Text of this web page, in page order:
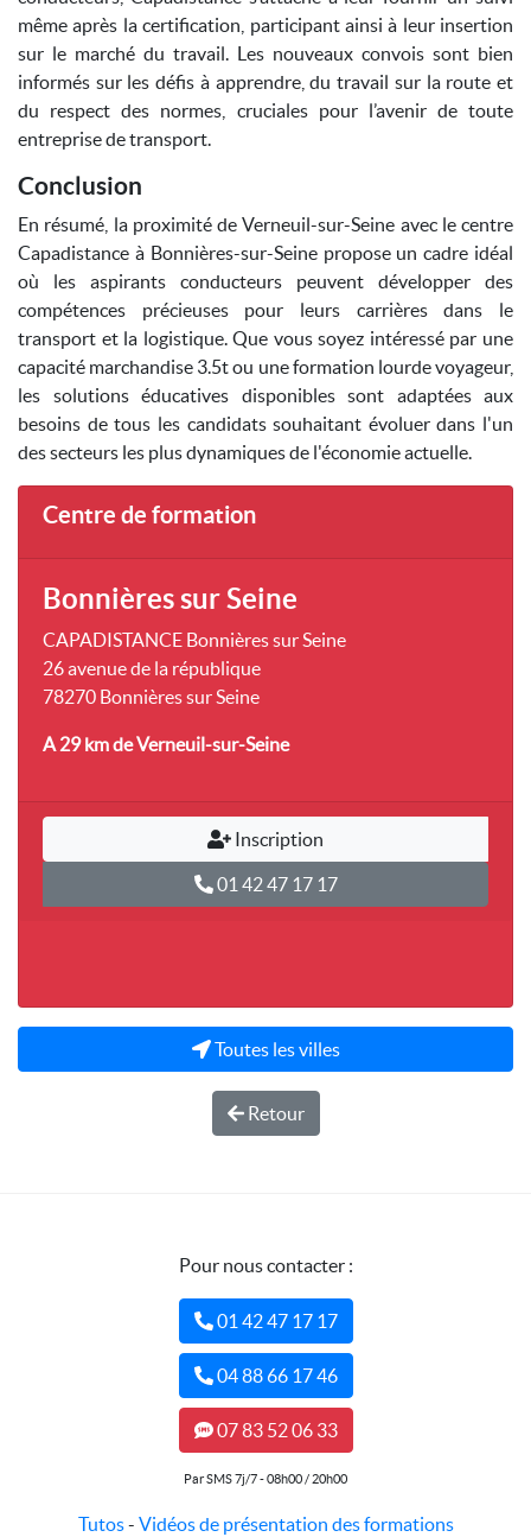
même après la certification, participant ainsi à leur insertion
sur le marché du travail. Les nouveaux convois sont bien
informés sur les défis à apprendre, du travail sur la route et
du respect des normes, cruciales pour l’avenir de toute
entreprise de transport.
Conclusion
En résumé, la proximité de Verneuil-sur-Seine avec le centre
Capadistance à Bonnières-sur-Seine propose un cadre idéal
où les aspirants conducteurs peuvent développer des
compétences précieuses pour leurs carrières dans le
transport et la logistique. Que vous soyez intéressé par une
capacité marchandise 3.5t ou une formation lourde voyageur,
les solutions éducatives disponibles sont adaptées aux
besoins de tous les candidats souhaitant évoluer dans l'un
des secteurs les plus dynamiques de l'économie actuelle.
Centre de formation
Bonnières sur Seine
CAPADISTANCE Bonnières sur Seine
26 avenue de la république
78270 Bonnières sur Seine
A 29 kmde Verneuil-sur-Seine
Inscription
01 42 47 17 17
Toutes les villes
Retour
Pour nous contacter :
01 42 47 17 17
04 88 66 17 46
07 83 52 06 33
Par SMS 7j/7 - 08h00 / 20h00
Tutos- Vidéos de présentation des formations